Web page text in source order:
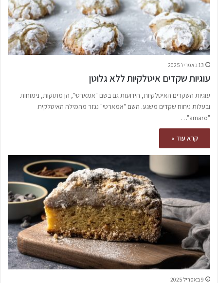
13 באפריל 2025
עוגיות שקדים איטלקיות ללא גלוטן
עוגיות השקדים האיטלקיות, הידועות גם בשם "אמארטי", הן מתוקות, נימוחות
ובעלות ניחוח שקדים משגע. השם "אמארטי" נגזר מהמילה האיטלקית
"amaro"…
קרא עוד »
9 באפריל 2025